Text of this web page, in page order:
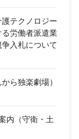
テクノロジー
労働者派遣業
入札について
ら独楽劇場）
内（守衛・土